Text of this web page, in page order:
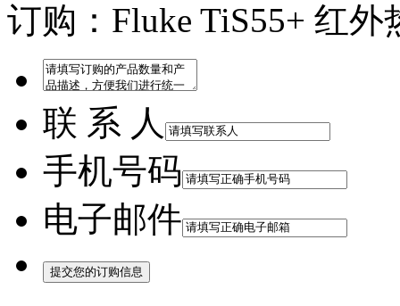
订购：Fluke TiS55+ 红外
联 系 人
手机号码
电子邮件